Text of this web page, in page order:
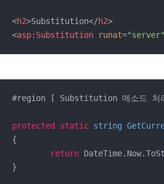
<h2>Substitution</h2>
<asp:Substitution runat="server"
#region [ Substitution 메소드 처
protected static string
{
return
}